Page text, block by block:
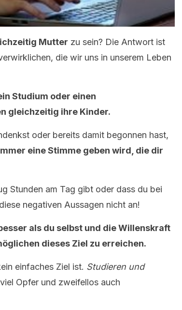
Mutter zu sein? Die Antwort ist
die wir uns in unserem Leben
Studium oder einen
gleichzeitig ihre Kinder.
oder bereits damit begonnen hast,
eine Stimme geben wird, die dir
Stunden am Tag gibt oder dass du bei
negativen Aussagen nicht an!
als du selbst und die Willenskraft
dieses Ziel zu erreichen.
einfaches Ziel ist. Studieren und
Opfer und zweifellos auch